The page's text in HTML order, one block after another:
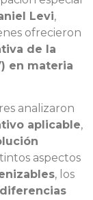
Levi,
ofrecieron
de la
en materia
analizaron
aplicable,
aspectos
, los
diferencias